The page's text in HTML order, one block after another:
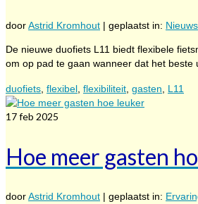
doorAstrid Kromhout | geplaatst in: Nieuws
De nieuwe duofiets L11 biedt flexibele
om op pad te gaan wanneer dat het beste
duofiets flexibel flexibiliteit gasten L11
17feb 2025
Hoe meer gasten
doorAstrid Kromhout | geplaatst in: